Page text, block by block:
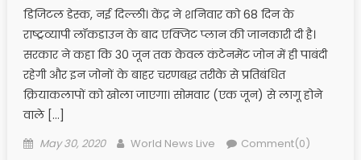
डिजिटल डेस्क, नई दिल्ली। केंद्र ने शनिवार को 68 दिन के
राष्ट्रव्यापी लॉकडाउन के बाद एक्जिट प्लान की जानकारी दी है।
सरकार ने कहा कि 30 जून तक केवल कंटेनमेंट जोन में ही पाबंदी
रहेगी और इन जोनों के बाहर चरणबद्ध तरीके से प्रतिबंधित
क्रियाकलापों को खोला जाएगा। सोमवार (एक जून) से लागू होने
वाले […]
Posted on
May 30, 2020 Author
World News Live Comment(0)